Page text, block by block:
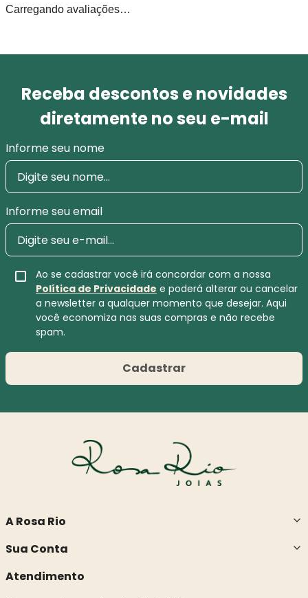
Carregando avaliações…
Receba descontos e novidades
diretamente no seu e-mail
Informe seu nome
Informe seu email
Ao se cadastrar você irá concordar com a nossa
Política de Privacidade e poderá alterar ou cancelar
a newsletter a qualquer momento que desejar. Aqui
você economiza nas suas compras e não recebe
spam.
Cadastrar
A Rosa Rio
Sua Conta
Atendimento